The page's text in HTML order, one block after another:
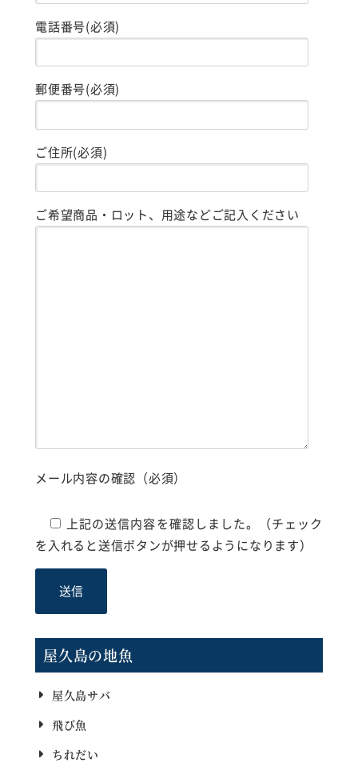
電話番号(必須)
郵便番号(必須)
ご住所(必須)
ご希望商品・ロット、用途などご記入ください
メール内容の確認（必須）
上記の送信内容を確認しました。（チェック
を入れると送信ボタンが押せるようになります）
屋久島の地魚
屋久島サバ
飛び魚
ちれだい